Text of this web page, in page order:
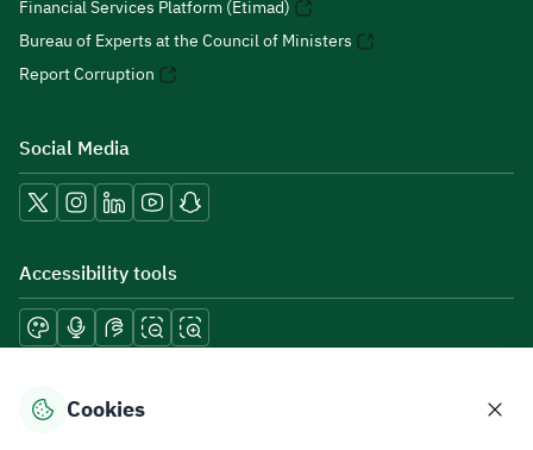
Financial Services Platform (Etimad)
Bureau of Experts at the Council of Ministers
Report Corruption
Social Media
Accessibility tools
Download mobile applications
Cookies